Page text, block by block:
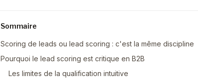
Sommaire
Scoring de leads ou lead scoring : c'est la même discipline
Pourquoi le lead scoring est critique en B2B
Les limites de la qualification intuitive